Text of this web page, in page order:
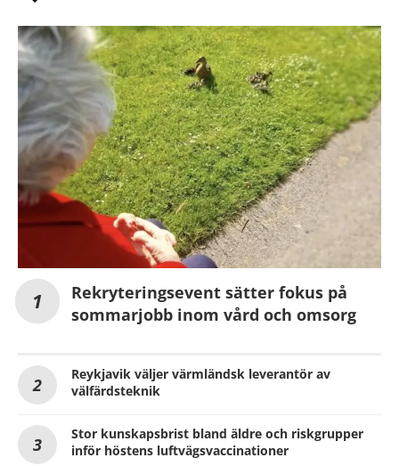
Rekryteringsevent sätter fokus på
sommarjobb inom vård och omsorg
Reykjavik väljer värmländsk leverantör av
välfärdsteknik
Stor kunskapsbrist bland äldre och riskgrupper
inför höstens luftvägsvaccinationer